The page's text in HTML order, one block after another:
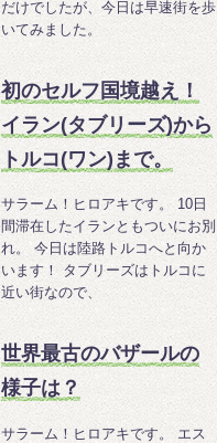
だけでしたが、今日は早速街を歩
いてみました。
初のセルフ国境越え！
イラン(タブリーズ)から
トルコ(ワン)まで。
サラーム！ヒロアキです。 10日
間滞在したイランともついにお別
れ。 今日は陸路トルコへと向か
います！ タブリーズはトルコに
近い街なので、
世界最古のバザールの
様子は？
サラーム！ヒロアキです。 エス